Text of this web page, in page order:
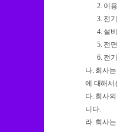
2. 이
3. 전
4. 설
5. 전
6. 전
나. 회사
에 대해서
다. 회사
니다.
라. 회사